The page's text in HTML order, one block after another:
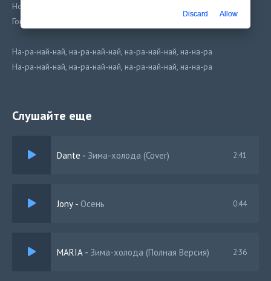
Но скоро весна, снег растает и тогда
Говно потечёт из-под снега, из-под льда
На-ра-най-най, на-ра-най-най, на-ра-най-най, на-на-ра
На-ра-най-най, на-ра-най-най, на-ра-най-най, на-на-ра
Я проснулся в поту, мне приснилась пизда
Слушайте еще
Dante - Зима-холода (Cover) 2:41
Jony - Осень 0:44
MARIA - Зима-холода (Полная Версия) 2:36
Discard Allow